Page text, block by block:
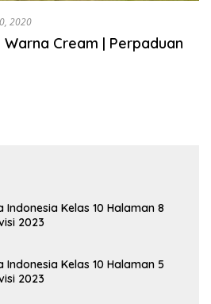
2020
Cream | Perpaduan
Kelas 10 Halaman 8
2023
Kelas 10 Halaman 5
2023